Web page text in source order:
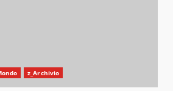
z_Archivio